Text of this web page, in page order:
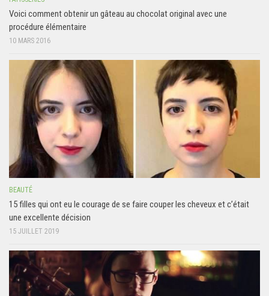
Voici comment obtenir un gâteau au chocolat original avec une
procédure élémentaire
10 MARS 2016
BEAUTÉ
15 filles qui ont eu le courage de se faire couper les cheveux et c’était
une excellente décision
15 JUILLET 2019